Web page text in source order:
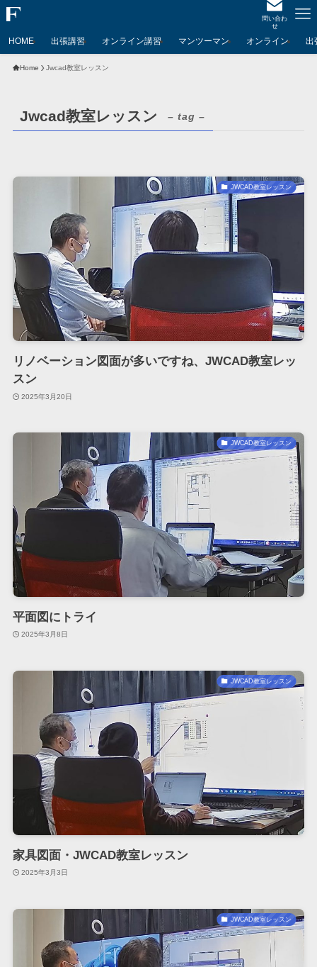
問い合わ
せ
HOME 出張講習 オンライン講習 マンツーマン オンライン 出
Home Jwcad教室レッスン
Jwcad教室レッスン – tag –
JWCAD教室レッスン
リノベーション図面が多いですね、JWCAD教室レッ
スン
2025年3月20日
JWCAD教室レッスン
平面図にトライ
2025年3月8日
JWCAD教室レッスン
家具図面・JWCAD教室レッスン
2025年3月3日
JWCAD教室レッスン